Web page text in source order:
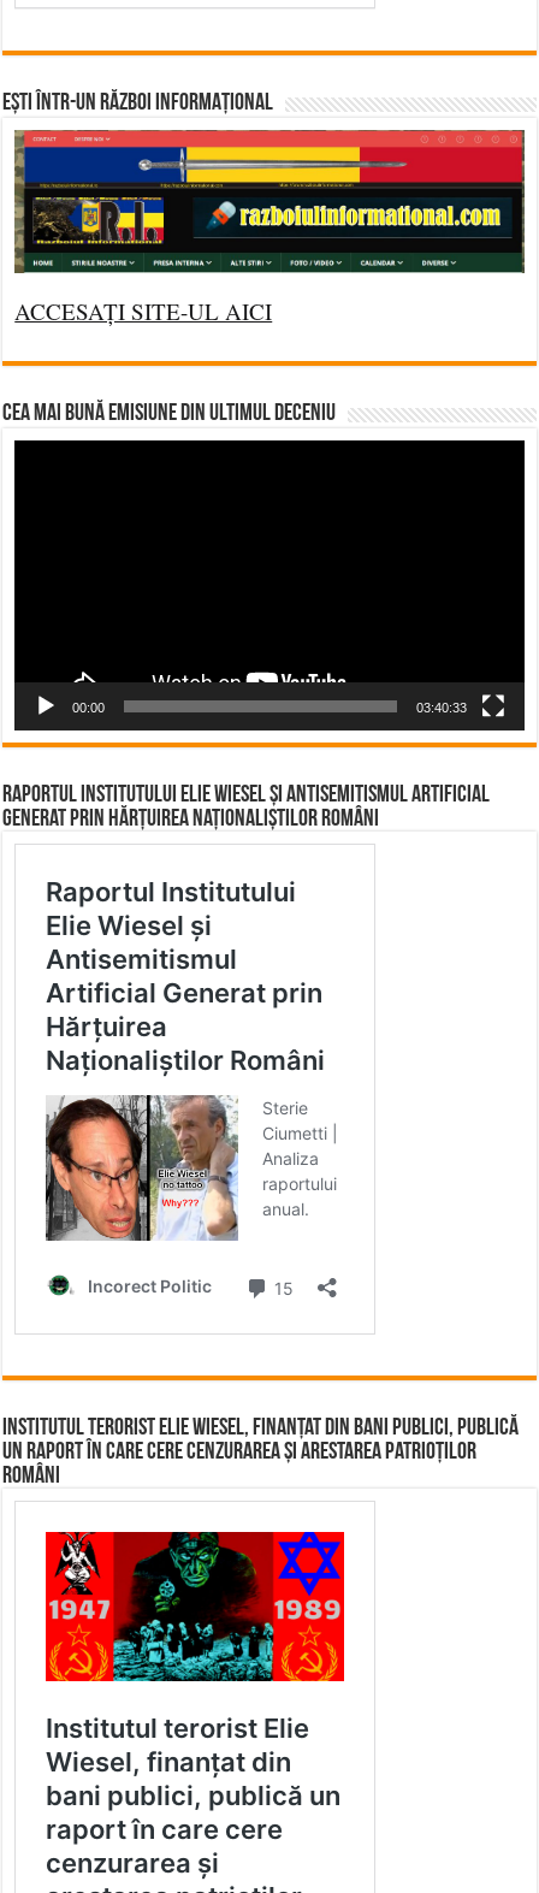
Ești într-un RĂZBOI INFORMAȚIONAL
ACCESAȚI SITE-UL AICI
CEA MAI BUNĂ EMISIUNE DIN ULTIMUL DECENIU
00:00 03:40:33
Raportul Institutului Elie Wiesel și Antisemitismul Artificial
Generat prin Hărțuirea Naționaliștilor Români
Institutul terorist Elie Wiesel, finanțat din bani publici, publică
un raport în care cere cenzurarea și arestarea patrioților
români